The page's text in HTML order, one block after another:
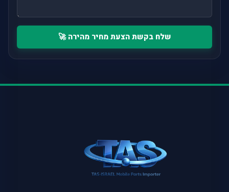
שלח בקשת הצעת מחיר מהירה 🚀